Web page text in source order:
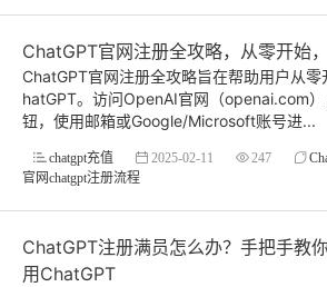
ChatGPT官网注册全攻略，从零开始
ChatGPT官网注册全攻略旨在帮助用户从
hatGPT。访问OpenAI官网（openai.com）
钮，使用邮箱或Google/Microsoft账号进...
chatgpt充值 2025-02-11 247
官网chatgpt注册流程
ChatGPT注册满员怎么办？手把手教
用ChatGPT